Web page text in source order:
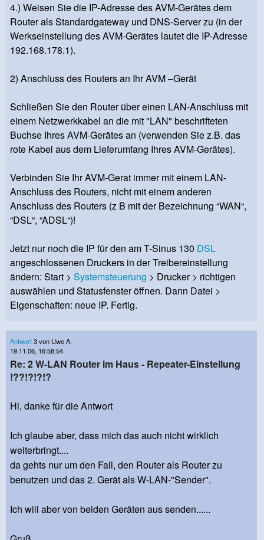
4.) Weisen Sie die IP-Adresse des AVM-Gerätes dem
Router als Standardgateway und DNS-Server zu (in der
Werkseinstellung des AVM-Gerätes lautet die IP-Adresse
192.168.178.1).
2) Anschluss des Routers an Ihr AVM –Gerät
Schließen Sie den Router über einen LAN-Anschluss mit
einem Netzwerkkabel an die mit "LAN" beschrifteten
Buchse Ihres AVM-Gerätes an (verwenden Sie z.B. das
rote Kabel aus dem Lieferumfang Ihres AVM-Gerätes).
Verbinden Sie Ihr AVM-Gerat immer mit einem LAN-
Anschluss des Routers, nicht mit einem anderen
Anschluss des Routers (z B mit der Bezeichnung “WAN“,
“DSL“, “ADSL“)!
Jetzt nur noch die IP für den am T-Sinus 130 DSL
angeschlossenen Druckers in der Treibereinstellung
ändern: Start > Systemsteuerung > Drucker > richtigen
auswählen und Statusfenster öffnen. Dann Datei >
Eigenschaften: neue IP. Fertig.
Antwort3 von Uwe A.
19.11.06, 16:58:54
Re: 2 W-LAN Router im Haus - Repeater-Einstellung
!??!?!?!?
Hi, danke für die Antwort
Ich glaube aber, dass mich das auch nicht wirklich
weiterbringt....
da gehts nur um den Fall, den Router als Router zu
benutzen und das 2. Gerät als W-LAN-"Sender".
Ich will aber von beiden Geräten aus senden......